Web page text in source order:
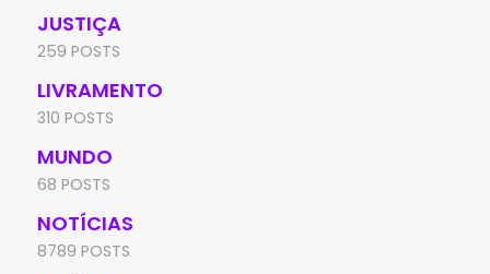
JUSTIÇA
259 POSTS
LIVRAMENTO
310 POSTS
MUNDO
68 POSTS
NOTÍCIAS
8789 POSTS